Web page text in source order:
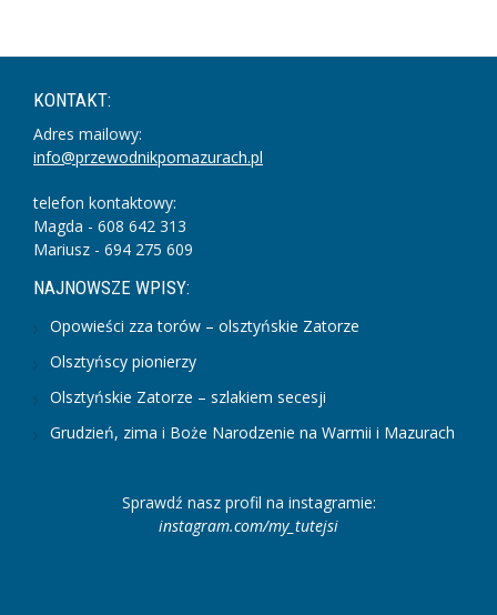
KONTAKT:
Adres mailowy:
info@przewodnikpomazurach.pl
telefon kontaktowy:
Magda - 608 642 313
Mariusz - 694 275 609
NAJNOWSZE WPISY:
Opowieści zza torów – olsztyńskie Zatorze
Olsztyńscy pionierzy
Olsztyńskie Zatorze – szlakiem secesji
Grudzień, zima i Boże Narodzenie na Warmii i Mazurach
Sprawdź nasz profil na instagramie:
instagram.com/my_tutejsi